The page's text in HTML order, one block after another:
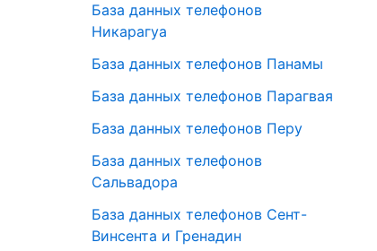
База данных телефонов
Никарагуа
База данных телефонов Панамы
База данных телефонов Парагвая
База данных телефонов Перу
База данных телефонов
Сальвадора
База данных телефонов Сент-
Винсента и Гренадин